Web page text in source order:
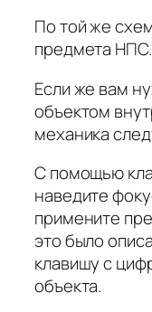
По той же
предмета НПС.
Если же вам
объектом
механика
С помощью
наведите
примените
это было
клавишу с
объекта.